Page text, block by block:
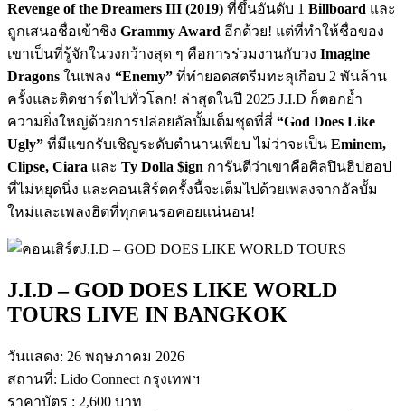
Revenge of the Dreamers III (2019) ที่ขึ้นอันดับ 1 Billboard และ
ถูกเสนอชื่อเข้าชิง Grammy Award อีกด้วย! แต่ที่ทำให้ชื่อของ
เขาเป็นที่รู้จักในวงกว้างสุด ๆ คือการร่วมงานกับวง Imagine
Dragons ในเพลง “Enemy” ที่ทำยอดสตรีมทะลุเกือบ 2 พันล้าน
ครั้งและติดชาร์ตไปทั่วโลก! ล่าสุดในปี 2025 J.I.D ก็ตอกย้ำ
ความยิ่งใหญ่ด้วยการปล่อยอัลบั้มเต็มชุดที่สี่ “God Does Like
Ugly” ที่มีแขกรับเชิญระดับตำนานเพียบ ไม่ว่าจะเป็น Eminem,
Clipse, Ciara และ Ty Dolla $ign การันตีว่าเขาคือศิลปินฮิปฮอป
ที่ไม่หยุดนิ่ง และคอนเสิร์ตครั้งนี้จะเต็มไปด้วยเพลงจากอัลบั้ม
ใหม่และเพลงฮิตที่ทุกคนรอคอยแน่นอน!
J.I.D – GOD DOES LIKE WORLD
TOURS LIVE IN BANGKOK
วันแสดง: 26 พฤษภาคม 2026
สถานที่: Lido Connect กรุงเทพฯ
ราคาบัตร : 2,600 บาท